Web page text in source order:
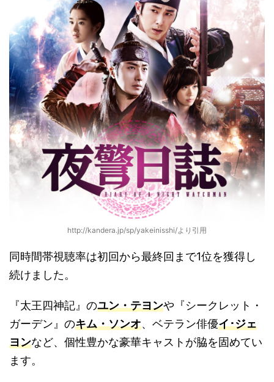
http://kandera.jp/sp/yakeinisshi/より引用
同時間帯視聴率は初回から最終回まで1位を獲得し
続けました。
『太王四神記』のユン・テヨンや『シークレット・
ガーデン』のキム・ソンオ、ベテラン俳優イ･ジェ
ヨンなど、個性豊かな豪華キャストが脇を固めてい
ます。